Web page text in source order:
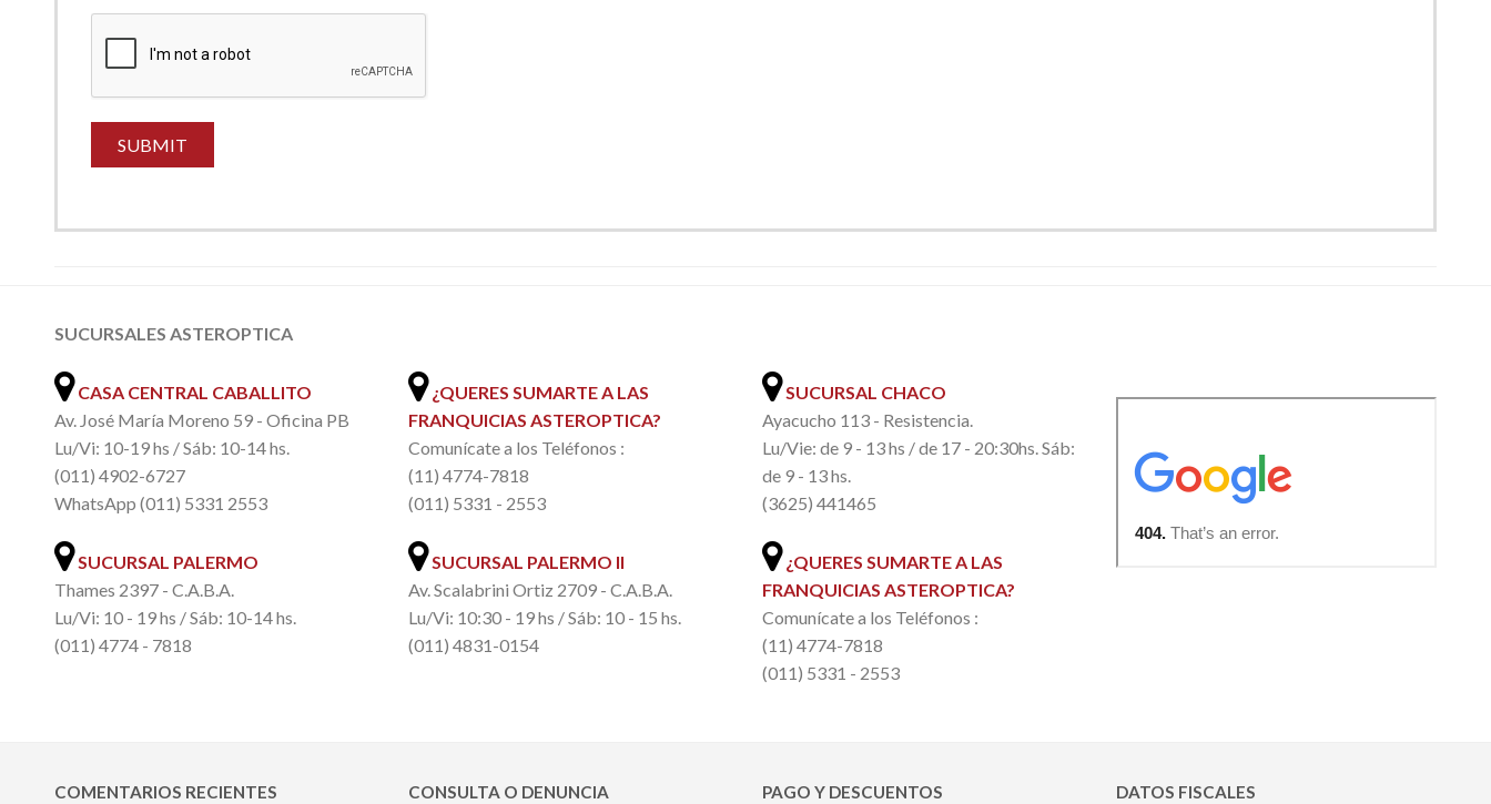
SUCURSALES ASTEROPTICA
CASA CENTRAL CABALLITO
Av. José María Moreno 59 - Oficina PB
Lu/Vi: 10-19 hs / Sáb: 10-14 hs.
(011) 4902-6727
WhatsApp (011) 5331 2553
SUCURSAL PALERMO
Thames 2397 - C.A.B.A.
Lu/Vi: 10 - 19 hs / Sáb: 10-14 hs.
(011) 4774 - 7818
¿QUERES SUMARTE A LAS
FRANQUICIAS ASTEROPTICA?
Comunícate a los Teléfonos :
(11) 4774-7818
(011) 5331 - 2553
SUCURSAL PALERMO II
Av. Scalabrini Ortiz 2709 - C.A.B.A.
Lu/Vi: 10:30 - 19 hs / Sáb: 10 - 15 hs.
(011) 4831-0154
SUCURSAL CHACO
Ayacucho 113 - Resistencia.
Lu/Vie: de 9 - 13 hs / de 17 - 20:30hs. Sáb:
de 9 - 13 hs.
(3625) 441465
¿QUERES SUMARTE A LAS
FRANQUICIAS ASTEROPTICA?
Comunícate a los Teléfonos :
(11) 4774-7818
(011) 5331 - 2553
COMENTARIOS RECIENTES CONSULTA O DENUNCIA PAGO Y DESCUENTOS DATOS FISCALES